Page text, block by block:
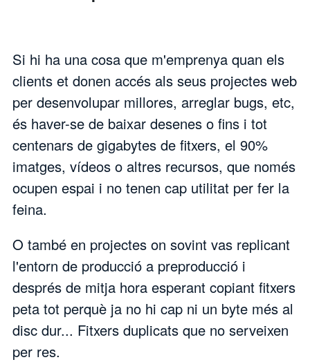
Si hi ha una cosa que m'emprenya quan els
clients et donen accés als seus projectes web
per desenvolupar millores, arreglar bugs, etc,
és haver-se de baixar desenes o fins i tot
centenars de gigabytes de fitxers, el 90%
imatges, vídeos o altres recursos, que només
ocupen espai i no tenen cap utilitat per fer la
feina.
O també en projectes on sovint vas replicant
l'entorn de producció a preproducció i
després de mitja hora esperant copiant fitxers
peta tot perquè ja no hi cap ni un byte més al
disc dur... Fitxers duplicats que no serveixen
per res.